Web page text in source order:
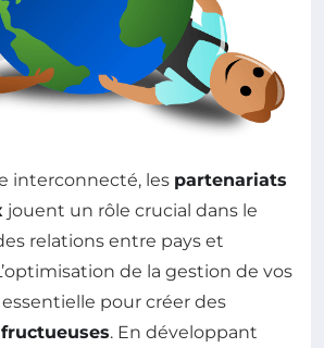
interconnecté, les partenariats
jouent un rôle crucial dans le
relations entre pays et
de la gestion de vos
pour créer des
. En développant